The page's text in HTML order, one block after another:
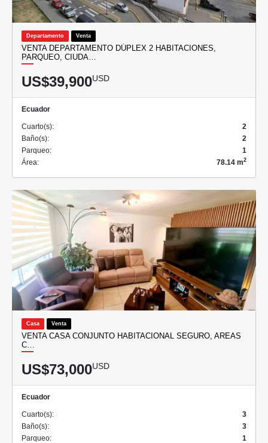
Departamento Venta
VENTA DEPARTAMENTO DÚPLEX 2 HABITACIONES,
PARQUEO, CIUDA…
US$39,900USD
Ecuador
Cuarto(s):
2
Baño(s):
2
Parqueo:
1
Área:
78.14 m2
Casa Venta
VENTA CASA CONJUNTO HABITACIONAL SEGURO, AREAS
C…
US$73,000USD
Ecuador
Cuarto(s):
3
Baño(s):
3
Parqueo:
1